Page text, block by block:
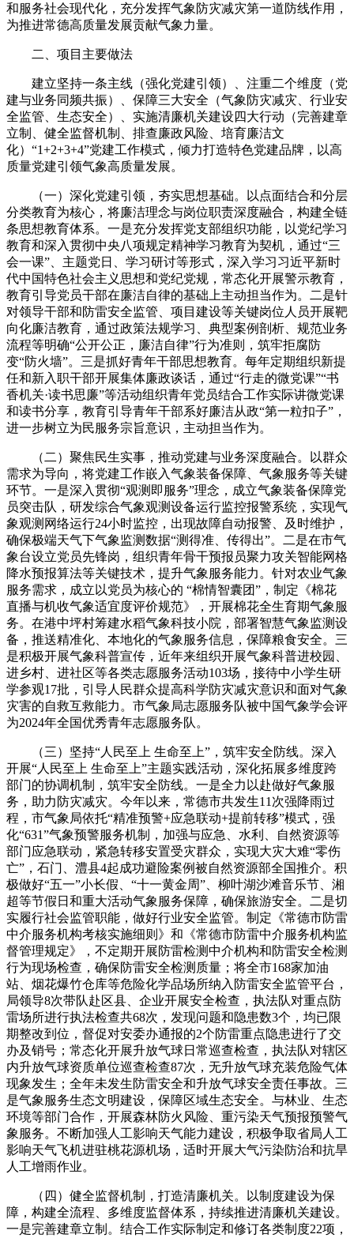
和服务社会现代化，充分发挥气象防灾减灾第一道防线作用，
为推进常德高质量发展贡献气象力量。
二、项目主要做法
建立坚持一条主线（强化党建引领）、注重二个维度（党
建与业务同频共振）、保障三大安全（气象防灾减灾、行业安
全监管、生态安全）、实施清廉机关建设四大行动（完善建章
立制、健全监督机制、排查廉政风险、培育廉洁文
化）“1+2+3+4”党建工作模式，倾力打造特色党建品牌，以高
质量党建引领气象高质量发展。
（一）深化党建引领，夯实思想基础。
以点面结合和分层
分类教育为核心，将廉洁理念与岗位职责深度融合，构建全链
条思想教育体系。一是充分发挥党支部组织功能，以党纪学习
教育和深入贯彻中央八项规定精神学习教育为契机，通过“三
会一课”、主题党日、学习研讨等形式，深入学习习近平新时
代中国特色社会主义思想和党纪党规，常态化开展警示教育，
教育引导党员干部在廉洁自律的基础上主动担当作为。二是针
对领导干部和防雷安全监管、项目建设等关键岗位人员开展靶
向化廉洁教育，通过政策法规学习、典型案例剖析、规范业务
流程等明确“公开公正，廉洁自律”行为准则，筑牢拒腐防
变“防火墙”。三是抓好青年干部思想教育。每年定期组织新提
任和新入职干部开展集体廉政谈话，通过“行走的微党课”“书
香机关·读书思廉”等活动组织青年党员结合工作实际讲微党课
和读书分享，教育引导青年干部系好廉洁从政“第一粒扣子”，
进一步树立为民服务宗旨意识，主动担当作为。
（二）聚焦民生实事，推动党建与业务深度融合。
以群众
需求为导向，将党建工作嵌入气象装备保障、气象服务等关键
环节。一是深入贯彻“观测即服务”理念，成立气象装备保障党
员突击队，研发综合气象观测设备运行监控报警系统，实现气
象观测网络运行24小时监控，出现故障自动报警、及时维护，
确保极端天气下气象监测数据“测得准、传得出”。二是在市气
象台设立党员先锋岗，组织青年骨干预报员聚力攻关智能网格
降水预报算法等关键技术 ，提升气象服务能力。针对农业气象
服务需求，成立以党员为核心的 “棉情智囊团”，制定《棉花
直播与机收气象适宜度评价规范》，开展棉花全生育期气象服
务。在港中坪村筹建水稻气象科技小院，部署智慧气象监测设
备，推送精准化、本地化的气象服务信息，保障粮食安全。三
是积极开展气象科普宣传，近年来组织开展气象科普进校园、
进乡村、进社区等各类志愿服务活动103场，接待中小学生研
学参观17批，引导人民群众提高科学防灾减灾意识和面对气象
灾害的自救互救能力。市气象局志愿服务队被中国气象学会评
为2024年全国优秀青年志愿服务队。
（三）坚持“人民至上 生命至上”，筑牢安全防线。 深入
开展“人民至上 生命至上”主题实践活动，深化拓展多维度跨
部门的协调机制，筑牢安全防线。一是全力以赴做好气象服
务，助力防灾减灾。今年以来，常德市共发生11次强降雨过
程，市气象局依托“精准预警+应急联动+提前转移”模式， 强
化“631”气象预警服务机制，加强与应急、水利、自然资源等
部门应急联动，紧急转移安置受灾群众，实现大灾大难“零伤
亡”，石门、澧县4起成功避险案例被自然资源部全国推介。积
极做好“五一”小长假、“十一黄金周”、柳叶湖沙滩音乐节、湘
超等节假日和重大活动气象服务保障，确保旅游安全。二是切
实履行社会监管职能，做好行业安全监管。制定《常德市防雷
中介服务机构考核实施细则》和《常德市防雷中介服务机构监
督管理规定》，不定期开展防雷检测中介机构和防雷安全检测
行为现场检查，确保防雷安全检测质量；将全市168家加油
站、烟花爆竹仓库等危险化学品场所纳入防雷安全监管平台，
局领导8次带队赴区县、企业开展安全检查，执法队对重点防
雷场所进行执法检查共68次，发现问题和隐患数3个，均已限
期整改到位，督促对安委办通报的2个防雷重点隐患进行了交
办及销号；常态化开展升放气球日常巡查检查，执法队对辖区
内升放气球资质单位巡查检查87次，无升放气球充装危险气体
现象发生；全年未发生防雷安全和升放气球安全责任事故。三
是气象服务生态文明建设，保障区域生态安全。与林业、生态
环境等部门合作，开展森林防火风险、重污染天气预报预警气
象服务。不断加强人工影响天气能力建设，积极争取省局人工
影响天气飞机进驻桃花源机场，适时开展大气污染防治和抗旱
人工增雨作业。
（四）健全监督机制，打造清廉机关。
以制度建设为保
障，构建全流程、多维度监督体系，持续推进清廉机关建设。
一是完善建章立制。结合工作实际制定和修订各类制度22项，